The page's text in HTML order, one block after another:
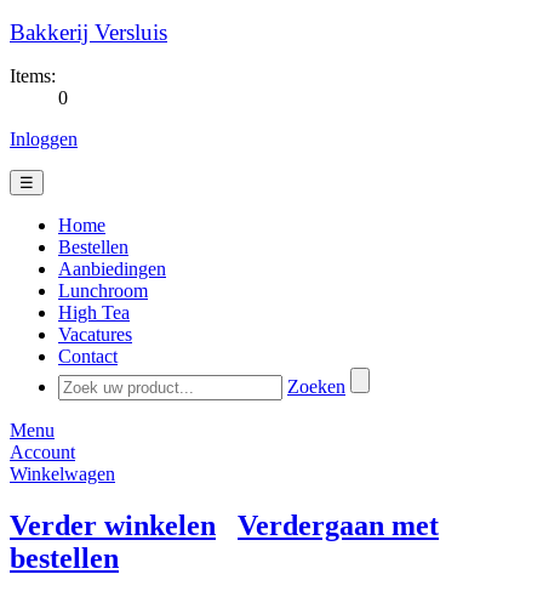
Bakkerij Versluis
Items:
0
Inloggen
☰
Home
Bestellen
Aanbiedingen
Lunchroom
High Tea
Vacatures
Contact
Zoeken
Menu
Account
Winkelwagen
Verder winkelen
Verdergaan met
bestellen